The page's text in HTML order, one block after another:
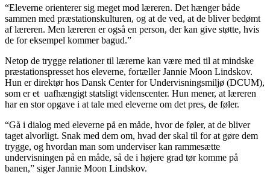
“Eleverne orienterer sig meget mod læreren. Det hænger både
sammen med præstationskulturen, og at de ved, at de bliver bedømt
af læreren. Men læreren er også en person, der kan give støtte, hvis
de for eksempel kommer bagud.”
Netop de trygge relationer til lærerne kan være med til at mindske
præstationspresset hos eleverne, fortæller Jannie Moon Lindskov.
Hun er direktør hos Dansk Center for Undervisningsmiljø (DCUM),
som er et uafhængigt statsligt videnscenter. Hun mener, at læreren
har en stor opgave i at tale med eleverne om det pres, de føler.
“Gå i dialog med eleverne på en måde, hvor de føler, at de bliver
taget alvorligt. Snak med dem om, hvad der skal til for at gøre dem
trygge, og hvordan man som underviser kan rammesætte
undervisningen på en måde, så de i højere grad tør komme på
banen,” siger Jannie Moon Lindskov.